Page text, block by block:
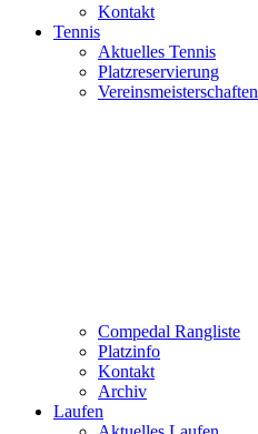
Kontakt
Tennis
Aktuelles Tennis
Platzreservierung
Vereinsmeisterschaften
Compedal Rangliste
Platzinfo
Kontakt
Archiv
Laufen